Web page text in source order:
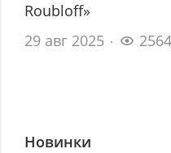
Roubloff»
29 авг 2025
2564
Новинки